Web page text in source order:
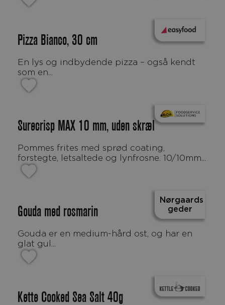
Pizza Bianco, 30 cm
En lys og indbydende pizza – også kendt
som en...
Surecrisp MAX 10 mm, uden skræl
Pommes frites med sprød coating,
forstegte, letsaltede og lynfrosne. 10/10mm...
Nørgaards
geder
Gouda med rosmarin
Gouda er en medium-hård ost, og har en
glat gul...
Kette Cooked Sea Salt 40g